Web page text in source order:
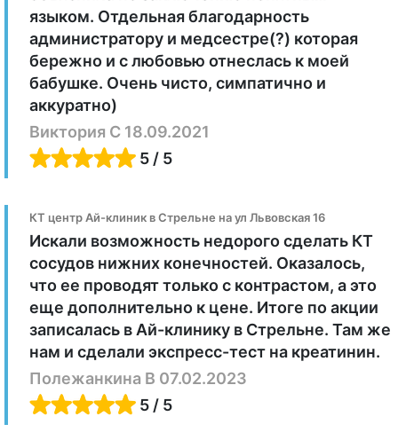
врача-специалиста по результатам
компьютерной томографии.
языком. Отдельная благодарность
администратору и медсестре(?) которая
бережно и с любовью отнеслась к моей
бабушке. Очень чисто, симпатично и
аккуратно)
​Виктория С 18.09.2021
5 / 5
КТ центр Ай-клиник в Стрельне на ул Львовская 16
Искали возможность недорого сделать КТ
сосудов нижних конечностей. Оказалось,
что ее проводят только с контрастом, а это
еще дополнительно к цене. Итоге по акции
записалась в Ай-клинику в Стрельне. Там же
нам и сделали экспресс-тест на креатинин.
Полежанкина В 07.02.2023
5 / 5